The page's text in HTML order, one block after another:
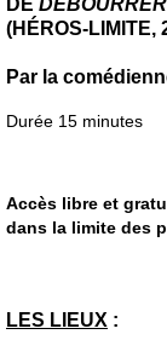
(HÉROS-LIMITE,
Par la
Durée 15 minutes
Accès libre et
dans la limite des
LES LIEUX :